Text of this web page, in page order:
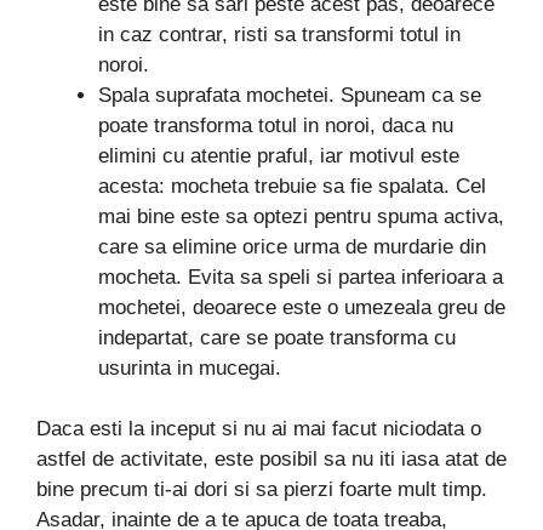
in caz contrar, risti sa transformi totul in
noroi.
Spala suprafata mochetei. Spuneam ca se
poate transforma totul in noroi, daca nu
elimini cu atentie praful, iar motivul este
acesta: mocheta trebuie sa fie spalata. Cel
mai bine este sa optezi pentru spuma activa,
care sa elimine orice urma de murdarie din
mocheta. Evita sa speli si partea inferioara a
mochetei, deoarece este o umezeala greu de
indepartat, care se poate transforma cu
usurinta in mucegai.
Daca esti la inceput si nu ai mai facut niciodata o
astfel de activitate, este posibil sa nu iti iasa atat de
bine precum ti-ai dori si sa pierzi foarte mult timp.
Asadar, inainte de a te apuca de toata treaba,